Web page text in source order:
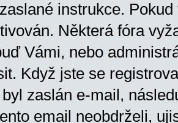
instrukce.
Některá fóra
Vámi, nebo
Když jste se
zaslán e-mail,
email neobdrželi,